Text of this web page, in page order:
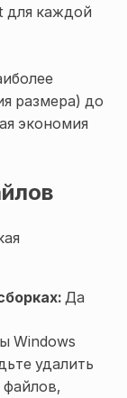
для каждой
размера) до
экономия
Да
Windows
удалить